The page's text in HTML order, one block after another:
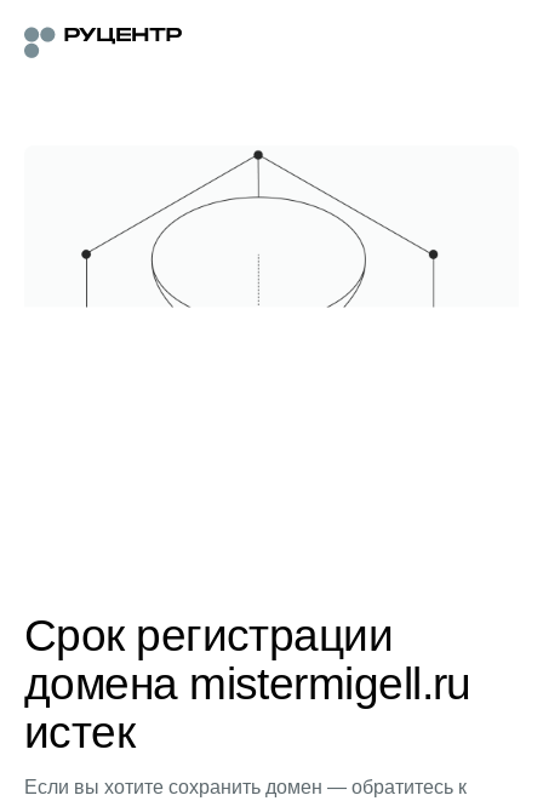
Срок регистрации
домена mistermigell.ru
истек
Если вы хотите сохранить домен — обратитесь к